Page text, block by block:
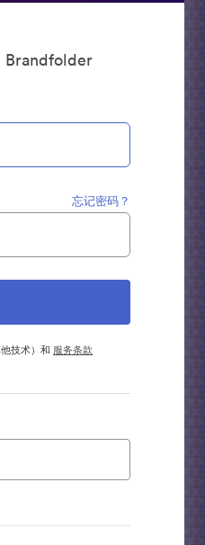
Brandfolder
忘记密码？
技术）和 服务条款